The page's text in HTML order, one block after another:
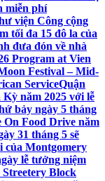
miễn phí
viện Công cộng
tối đa 15 đô la của
đưa đón về nhà
Program at Vien
Festival – Mid-
ServiceQuận
năm 2025 với lễ
bảy ngày 5 tháng
Food Drive năm
31 tháng 5 sẽ
của Montgomery
lễ tưởng niệm
Streetery Block